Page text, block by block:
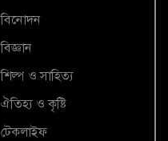
বিনোদন
বিজ্ঞান
শিল্প ও সাহিত্য
ঐতিহ্য ও কৃষ্টি
টেকলাইফ